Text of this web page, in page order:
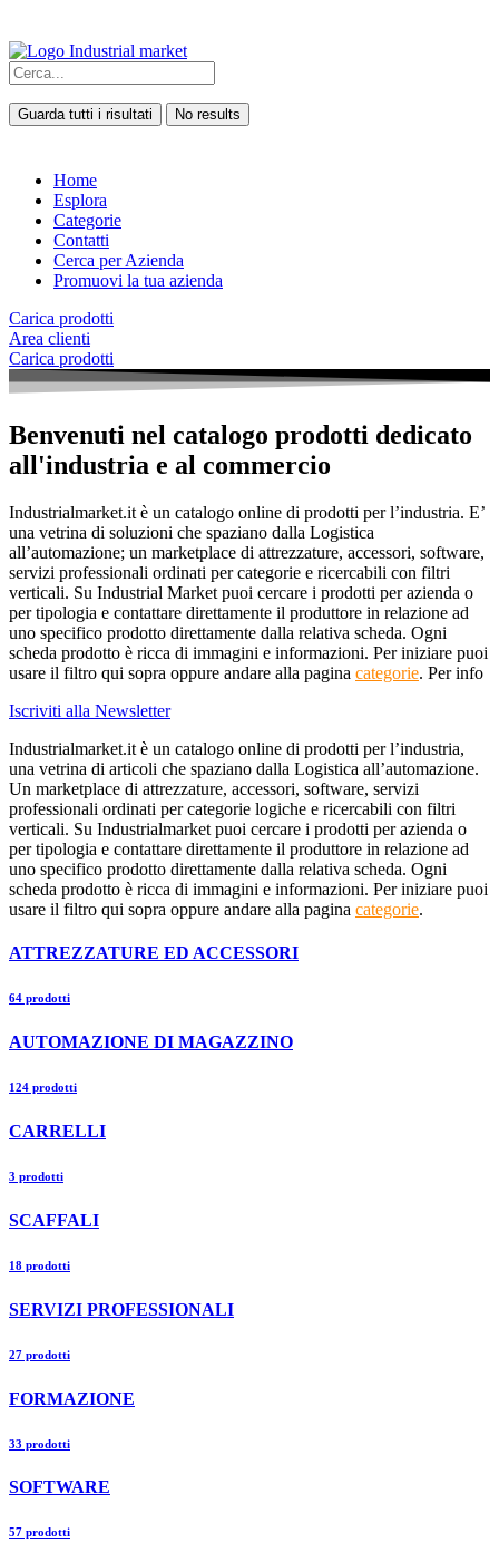
Guarda tutti i risultati No results
Home
Esplora
Categorie
Contatti
Cerca per Azienda
Promuovi la tua azienda
Carica prodotti
Area clienti
Carica prodotti
Benvenuti nel catalogo prodotti dedicato
all'industria e al commercio
Industrialmarket.it è un catalogo online di prodotti per l’industria. E’
una vetrina di soluzioni che spaziano dalla Logistica
all’automazione; un marketplace di attrezzature, accessori, software,
servizi professionali ordinati per categorie e ricercabili con filtri
verticali. Su Industrial Market puoi cercare i prodotti per azienda o
per tipologia e contattare direttamente il produttore in relazione ad
uno specifico prodotto direttamente dalla relativa scheda. Ogni
scheda prodotto è ricca di immagini e informazioni. Per iniziare puoi
usare il filtro qui sopra oppure andare alla pagina categorie. Per info
Iscriviti alla Newsletter
Industrialmarket.it è un catalogo online di prodotti per l’industria,
una vetrina di articoli che spaziano dalla Logistica all’automazione.
Un marketplace di attrezzature, accessori, software, servizi
professionali ordinati per categorie logiche e ricercabili con filtri
verticali. Su Industrialmarket puoi cercare i prodotti per azienda o
per tipologia e contattare direttamente il produttore in relazione ad
uno specifico prodotto direttamente dalla relativa scheda. Ogni
scheda prodotto è ricca di immagini e informazioni. Per iniziare puoi
usare il filtro qui sopra oppure andare alla pagina categorie.
ATTREZZATURE ED ACCESSORI
64 prodotti
AUTOMAZIONE DI MAGAZZINO
124 prodotti
CARRELLI
3 prodotti
SCAFFALI
18 prodotti
SERVIZI PROFESSIONALI
27 prodotti
FORMAZIONE
33 prodotti
SOFTWARE
57 prodotti